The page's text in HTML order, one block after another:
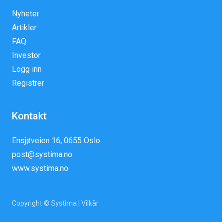
Nyheter
Artikler
FAQ
Investor
Logg inn
Registrer
Kontakt
Ensjøveien 16, 0655 Oslo
post@systima.no
www.systima.no
Copyright © Systima | Vilkår